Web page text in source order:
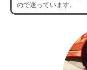
ので迷っています。